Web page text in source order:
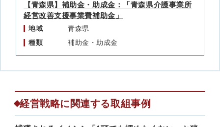
【青森県】補助金・助成金：「青森県介護事業所
経営改善支援事業費補助金」
地域
青森県
種類
補助金・助成金
経営戦略に関連する取組事例